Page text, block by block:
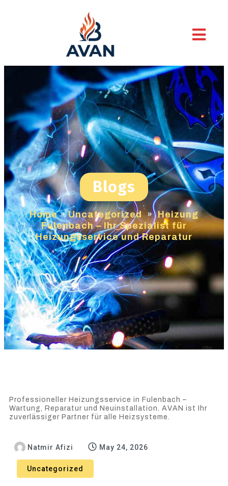
Blogs
Home»Uncategorized » Heizung
Fulenbach – Ihr Spezialist für
Heizungsservice und Reparatur
Professioneller Heizungsservice in Fulenbach –
Wartung, Reparatur und Neuinstallation. AVAN ist Ihr
zuverlässiger Partner für alle Heizsysteme.
Natmir Afizi May 24, 2026
Uncategorized